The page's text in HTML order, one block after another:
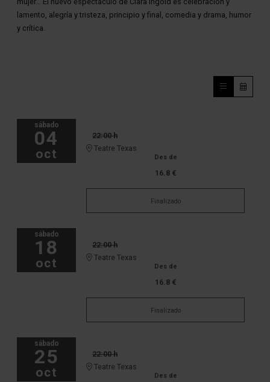
lamento, alegría y tristeza, principio y final, comedia y drama, humor
y crítica.
sábado
04
oct
22:00 h
Teatre Texas
Des de
16.8 €
Finalizado
sábado
18
oct
22:00 h
Teatre Texas
Des de
16.8 €
Finalizado
sábado
25
oct
22:00 h
Teatre Texas
Des de